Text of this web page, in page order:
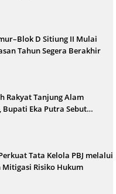
D Sitiung II Mulai
Tahun Segera Berakhir
Rakyat Tanjung Alam
Eka Putra Sebut
Tata Kelola PBJ melalui
Mitigasi Risiko Hukum